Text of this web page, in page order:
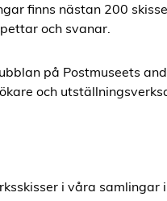
finns nästan 200
och svanar.
på Postmuseets
och
i våra samlingar